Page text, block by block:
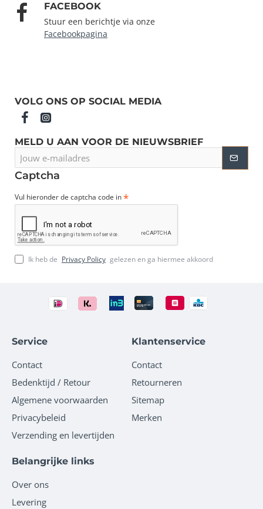
FACEBOOK
Stuur een berichtje via onze
Facebookpagina
VOLG ONS OP SOCIAL MEDIA
MELD U AAN VOOR DE NIEUWSBRIEF
e-
mailadres
Captcha
Vul hieronder de captcha code in
Ik heb de Privacy Policy gelezen en ga hiermee akkoord
Service
Contact
Bedenktijd / Retour
Algemene voorwaarden
Privacybeleid
Verzending en levertijden
Klantenservice
Contact
Retourneren
Sitemap
Merken
Belangrijke links
Over ons
Levering